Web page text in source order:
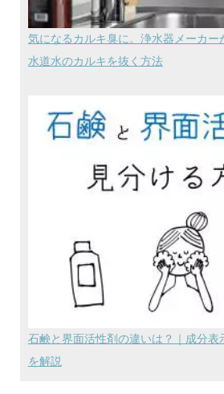
気になるカルキ臭に。浄水器メーカー
水道水のカルキを抜く方法
石鹸と界面活性剤の違いは？｜成分表
を解説